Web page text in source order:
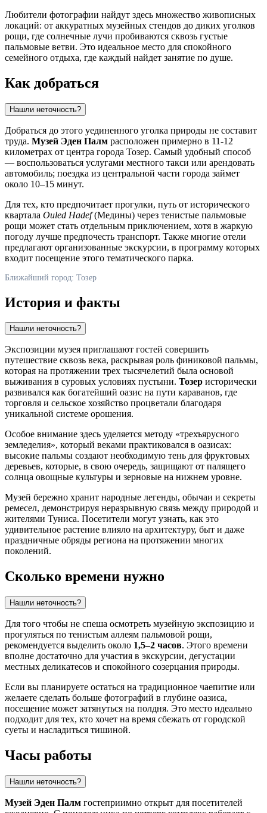
Любители фотографии найдут здесь множество живописных
локаций: от аккуратных музейных стендов до диких уголков
рощи, где солнечные лучи пробиваются сквозь густые
пальмовые ветви. Это идеальное место для спокойного
семейного отдыха, где каждый найдет занятие по душе.
Как добраться
Нашли неточность?
Добраться до этого уединенного уголка природы не составит
труда. Музей Эден Палм расположен примерно в 11-12
километрах от центра города Тозер. Самый удобный способ
— воспользоваться услугами местного такси или арендовать
автомобиль; поездка из центральной части города займет
около 10–15 минут.
Для тех, кто предпочитает прогулки, путь от исторического
квартала Ouled Hadef(Медины) через тенистые пальмовые
рощи может стать отдельным приключением, хотя в жаркую
погоду лучше предпочесть транспорт. Также многие отели
предлагают организованные экскурсии, в программу которых
входит посещение этого тематического парка.
Ближайший город: Тозер
История и факты
Нашли неточность?
Экспозиции музея приглашают гостей совершить
путешествие сквозь века, раскрывая роль финиковой пальмы,
которая на протяжении трех тысячелетий была основой
выживания в суровых условиях пустыни. Тозер исторически
развивался как богатейший оазис на пути караванов, где
торговля и сельское хозяйство процветали благодаря
уникальной системе орошения.
Особое внимание здесь уделяется методу «трехъярусного
земледелия», который веками практиковался в оазисах:
высокие пальмы создают необходимую тень для фруктовых
деревьев, которые, в свою очередь, защищают от палящего
солнца овощные культуры и зерновые на нижнем уровне.
Музей бережно хранит народные легенды, обычаи и секреты
ремесел, демонстрируя неразрывную связь между природой и
жителями Туниса. Посетители могут узнать, как это
удивительное растение влияло на архитектуру, быт и даже
праздничные обряды региона на протяжении многих
поколений.
Сколько времени нужно
Нашли неточность?
Для того чтобы не спеша осмотреть музейную экспозицию и
прогуляться по тенистым аллеям пальмовой рощи,
рекомендуется выделить около 1,5–2 часов. Этого времени
вполне достаточно для участия в экскурсии, дегустации
местных деликатесов и спокойного созерцания природы.
Если вы планируете остаться на традиционное чаепитие или
желаете сделать больше фотографий в глубине оазиса,
посещение может затянуться на полдня. Это место идеально
подходит для тех, кто хочет на время сбежать от городской
суеты и насладиться тишиной.
Часы работы
Нашли неточность?
Музей Эден Палм гостеприимно открыт для посетителей